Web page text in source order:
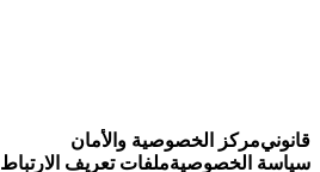
قانونيمركز الخصوصية والأمان
سياسة الخصوصيةملفات تعريف الارتباط